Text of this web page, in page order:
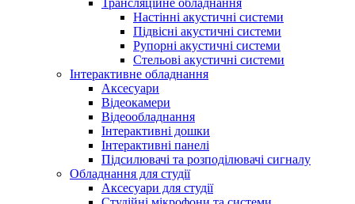
Трансляційне обладнання
Настінні акустичні системи
Підвісні акустичні системи
Рупорні акустичні системи
Стельові акустичні системи
Інтерактивне обладнання
Аксесуари
Відеокамери
Відеообладнання
Інтерактивні дошки
Інтерактивні панелі
Підсилювачі та розподілювачі сигналу
Обладнання для студії
Аксесуари для студії